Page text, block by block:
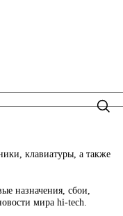
клавиатуры, а также
назначения, сбои,
мира hi-tech.